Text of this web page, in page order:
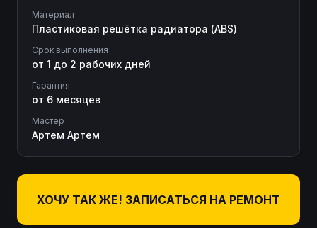
Материал
Пластиковая решётка радиатора (ABS)
Срок выполнения
от 1 до 2 рабочих дней
Гарантия
от 6 месяцев
Мастер
Артем Артем
ХОЧУ ТАК ЖЕ! ЗАПИСАТЬСЯ НА РЕМОНТ